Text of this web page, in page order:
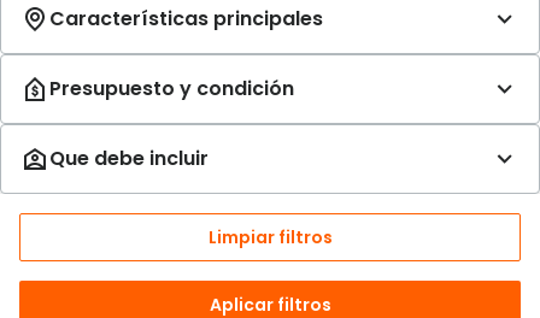
Limpiar filtros
Aplicar filtros